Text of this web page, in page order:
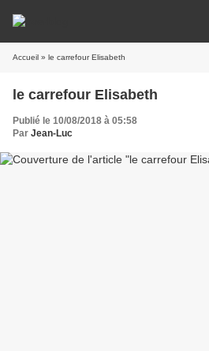
Accueil » le carrefour Elisabeth
le carrefour Elisabeth
Publié le 10/08/2018 à 05:58
Par Jean-Luc